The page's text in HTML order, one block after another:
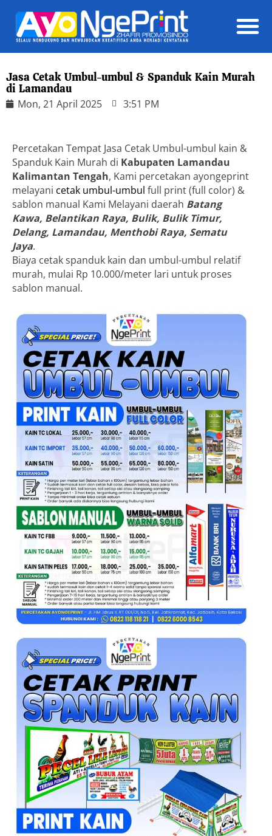
Jasa Cetak Umbul-umbul & Spanduk Kain Murah
di Lamandau
Mon, 21 April 2025 3:51 PM
Percetakan Tempat Jasa Cetak Umbul-umbul kain &
Spanduk Kain Murah di Kabupaten Lamandau
Kalimantan Tengah, Kami percetakan ayongeprint
melayani cetak umbul-umbul full print (full color) &
sablon manual Kami Melayani daerah Batang
Kawa, Belantikan Raya, Bulik, Bulik Timur,
Delang, Lamandau, Menthobi Raya, Sematu
Jaya.
Biaya cetak spanduk kain dan umbul-umbul relatif
murah, mulai Rp 10.000/meter lari untuk proses
sablon manual.